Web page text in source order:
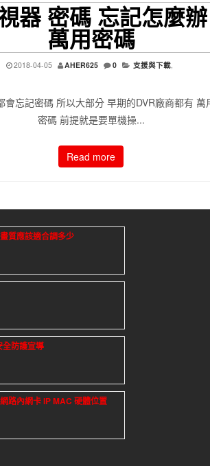
器 密碼 忘記怎麼辦
萬用密碼
2018-04-05 AHER625 0 支援與下載,
會忘記密碼 所以大部分 早期的DVR廠商都有 萬
密碼 前提就是要單機操...
Read more
質應該適合調多少
防護宣導
路內網卡 IP MAC 硬體位置